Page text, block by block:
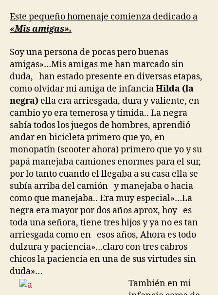
Este pequeño homenaje comienza dedicado a
«Mis amigas».
Soy una persona de pocas pero buenas
amigas»…Mis amigas me han marcado sin
duda, han estado presente en diversas etapas,
como olvidar mi amiga de infanciaHilda (la
negra) ella era arriesgada, dura y valiente, en
cambio yo era temerosa y tímida.. La negra
sabía todos los juegos de hombres, aprendió
andar en bicicleta primero que yo, en
monopatín (scooter ahora) primero que yo y su
papá manejaba camiones enormes para el sur,
por lo tanto cuando el llegaba a su casa ella se
subía arriba del camión y manejaba o hacia
como que manejaba.. Era muy especial»…La
negra era mayor por dos años aprox, hoy es
toda una señora, tiene tres hijos y ya no es tan
arriesgada como en esos años, Ahora es todo
dulzura y paciencia»…claro con tres cabros
chicos la paciencia en una de sus virtudes sin
duda»…
También en mi